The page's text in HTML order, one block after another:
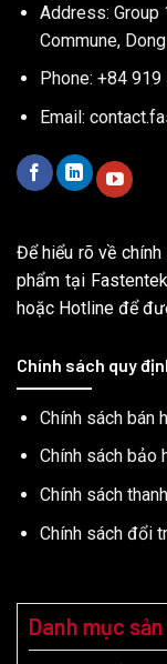
Address: Group
Commune,
Phone: +84
Email:
Để hiểu rõ về
phẩm tại
hoặc Hotline để
Chính sách quy
Chính sách bán
Chính sách bảo
Chính sách
Chính sách đổi
Danh mục